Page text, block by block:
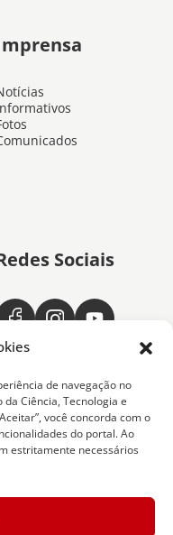
de navegação no
Ciência, Tecnologia e
você concorda com o
do portal. Ao
estritamente necessários
Sociais